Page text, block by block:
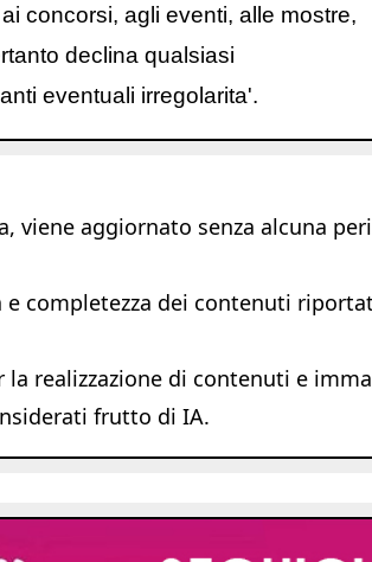
concorsi, agli eventi, alle mostre,
declina qualsiasi
eventuali irregolarita'.
viene aggiornato senza alcuna
completezza dei contenuti
realizzazione di contenuti e
frutto di IA.